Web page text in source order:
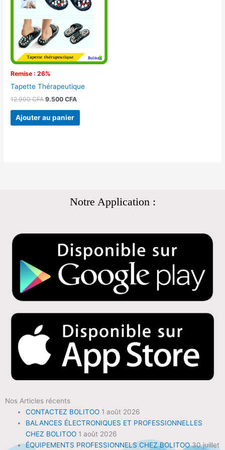
Remise : 26%
Tapette Thérapeutique
12.900CFA
12.900 CFA.
9.500CFA
9.500 CFA.
Ajouter au panier
Notre Application :
Nos Articles récents
CONTACTEZ BOLITOO 1 août 2026
BALANCES ÉLECTRONIQUES ET PROFESSIONNELLES
CHEZ BOLITOO 1 août 2026
ÉQUIPEMENTS PROFESSIONNELS CHEZ BOLITOO 30 juillet